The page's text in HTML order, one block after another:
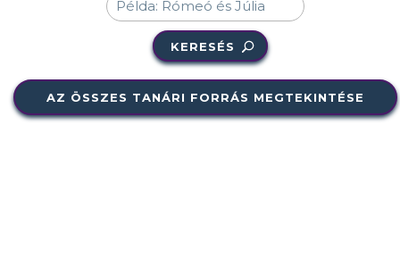
KERESÉS
AZ ÖSSZES TANÁRI FORRÁS MEGTEKINTÉSE